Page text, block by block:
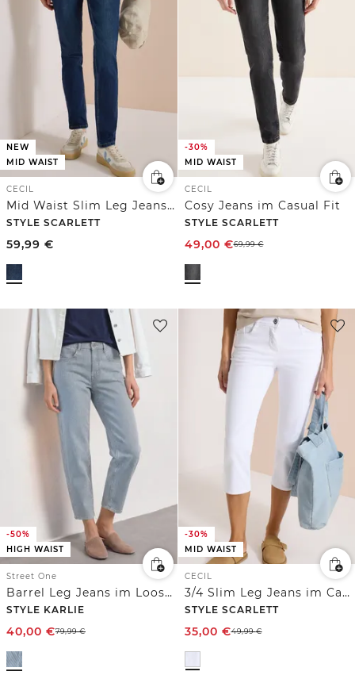
NEW
MID WAIST
CECIL
Mid Waist Slim Leg Jeans im Casual Fit
STYLE SCARLETT
59,99 €
-30%
MID WAIST
CECIL
Cosy Jeans im Casual Fit
STYLE SCARLETT
49,00 €69,99€
-50%
HIGH WAIST
Street One
Barrel Leg Jeans im Loose Fit mit Streifen
STYLE KARLIE
40,00 €79,99€
-30%
MID WAIST
CECIL
3/4 Slim Leg Jeans im Casual Fit
STYLE SCARLETT
35,00 €49,99€